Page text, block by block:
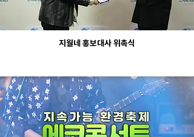
지월네 홍보대사 위촉식